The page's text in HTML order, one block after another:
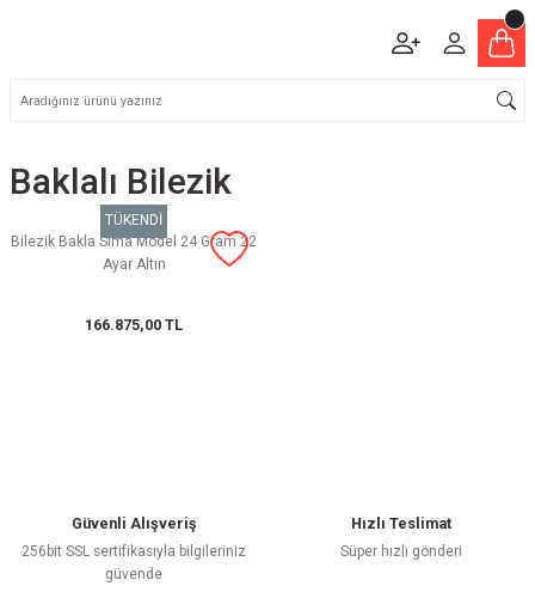
Baklalı Bilezik
TÜKENDİ
Bilezik Bakla Sima Model 24 Gram 22
Ayar Altın
166.875,00 TL
Güvenli Alışveriş
256bit SSL sertifikasıyla bilgileriniz
güvende
Hızlı Teslimat
Süper hızlı gönderi